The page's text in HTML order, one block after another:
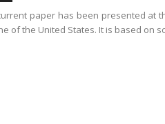
paper has been presented at
of the United States. It is based on